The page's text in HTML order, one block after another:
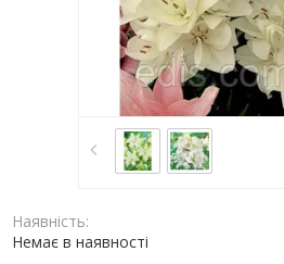
Наявність:
Немає в наявності